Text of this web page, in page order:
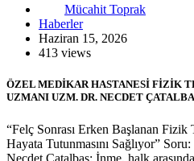
Mücahit Toprak
Haberler
Haziran 15, 2026
413 views
ÖZEL MEDİKAR HASTANESİ FİZİK
UZMANI UZM. DR. NECDET
“Felç Sonrası Erken Başlanan Fizik
Hayata Tutunmasını Sağlıyor”
Necdet Çatalbaş: İnme, halk